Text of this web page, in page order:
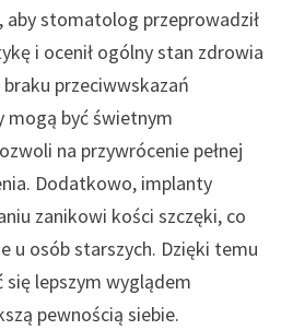
stomatolog przeprowadził
i ocenił ogólny stan zdrowia
przeciwwskazań
mogą być świetnym
na przywrócenie pełnej
Dodatkowo, implanty
zanikowi kości szczęki, co
u osób starszych. Dzięki temu
lepszym wyglądem
pewnością siebie.